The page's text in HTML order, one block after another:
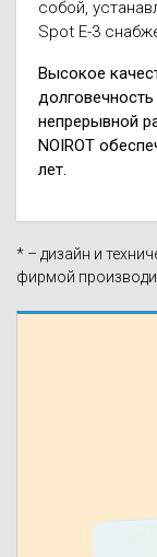
собой,
Spot Е-3
Высокое
непрерывной
NOIROT
лет.
* – дизайн и
фирмой